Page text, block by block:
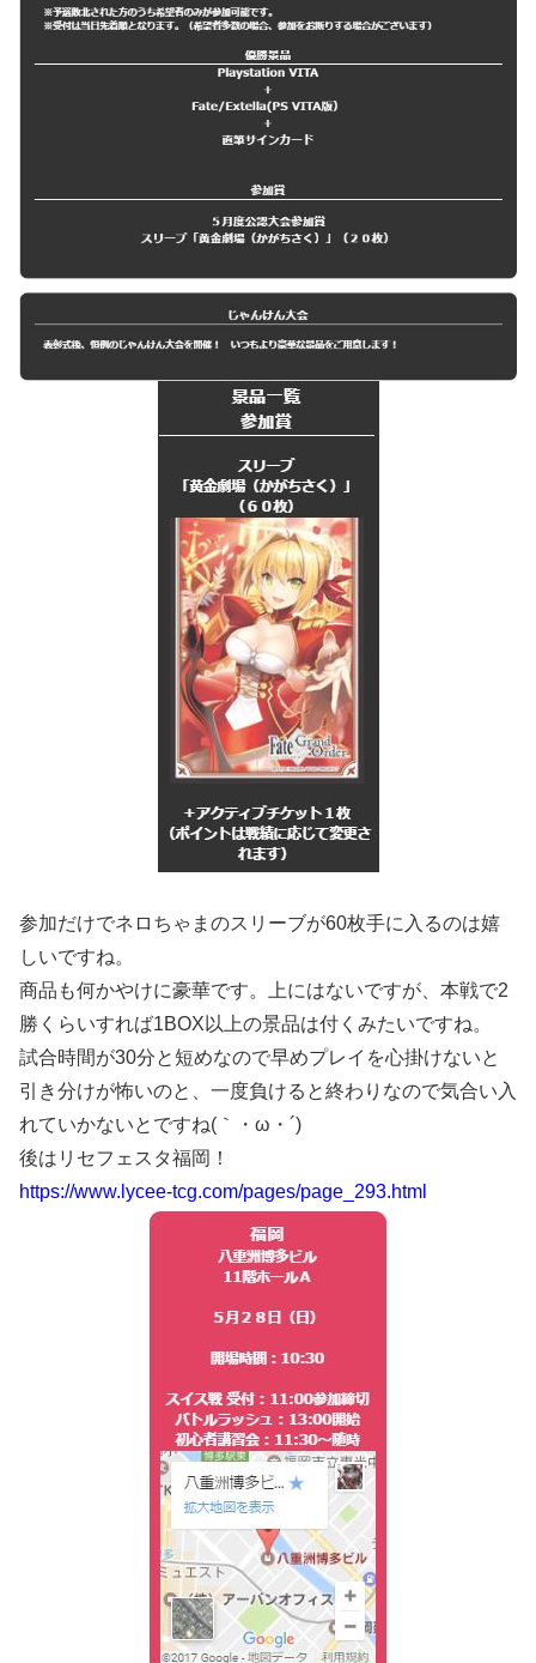
参加だけでネロちゃまのスリーブが60枚手に入るのは嬉
しいですね。
商品も何かやけに豪華です。上にはないですが、本戦で2
勝くらいすれば1BOX以上の景品は付くみたいですね。
試合時間が30分と短めなので早めプレイを心掛けないと
引き分けが怖いのと、一度負けると終わりなので気合い入
れていかないとですね(｀・ω・´)
後はリセフェスタ福岡！
https://www.lycee-tcg.com/pages/page_293.html